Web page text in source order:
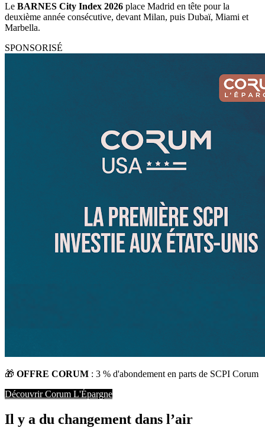
Le BARNES City Index 2026 place Madrid en tête pour la
deuxième année consécutive, devant Milan, puis Dubaï, Miami et
Marbella.
SPONSORISÉ
🎁 OFFRE CORUM : 3 % d'abondement en parts de SCPI Corum
Découvrir Corum L'Épargne
Il y a du changement dans l’air